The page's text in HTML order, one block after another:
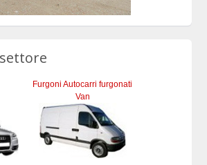
Furgoni Autocarri furgonati
Van